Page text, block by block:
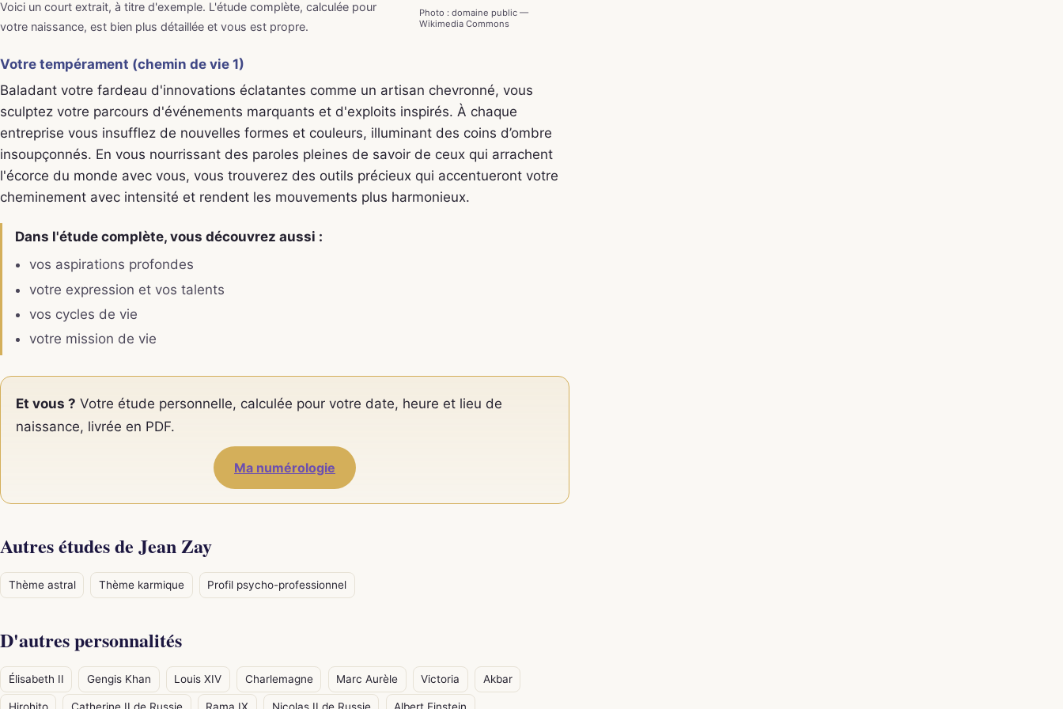
Photo : domaine public —
Wikimedia Commons
Voici un court extrait, à titre d'exemple. L'étude complète, calculée pour
votre naissance, est bien plus détaillée et vous est propre.
Votre tempérament (chemin de vie 1)
Baladant votre fardeau d'innovations éclatantes comme un artisan chevronné, vous
sculptez votre parcours d'événements marquants et d'exploits inspirés. À chaque
entreprise vous insufflez de nouvelles formes et couleurs, illuminant des coins d’ombre
insoupçonnés. En vous nourrissant des paroles pleines de savoir de ceux qui arrachent
l'écorce du monde avec vous, vous trouverez des outils précieux qui accentueront votre
cheminement avec intensité et rendent les mouvements plus harmonieux.
Dans l'étude complète, vous découvrez aussi :
vos aspirations profondes
votre expression et vos talents
vos cycles de vie
votre mission de vie
Et vous ? Votre étude personnelle, calculée pour votre date, heure et lieu de
naissance, livrée en PDF.
Ma numérologie
Autres études de Jean Zay
Thème astral Thème karmique Profil psycho-professionnel
D'autres personnalités
Élisabeth II Gengis Khan Louis XIV Charlemagne Marc Aurèle Victoria Akbar